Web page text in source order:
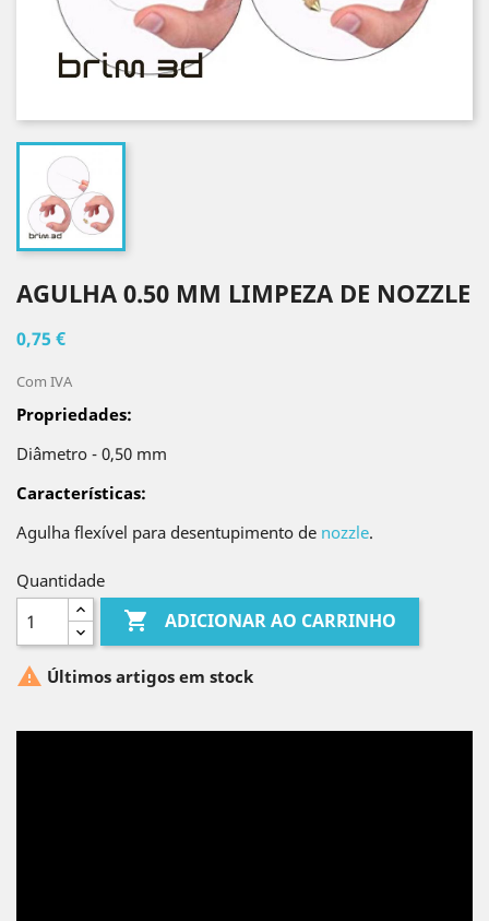
AGULHA 0.50 MM LIMPEZA DE NOZZLE
0,75 €
Com IVA
Propriedades:
Diâmetro - 0,50 mm
Características:
Agulha flexível para desentupimento de nozzle.
Quantidade
 ADICIONAR AO CARRINHO
 Últimos artigos em stock